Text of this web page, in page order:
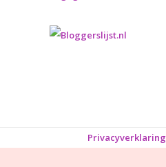
Privacyverklaring